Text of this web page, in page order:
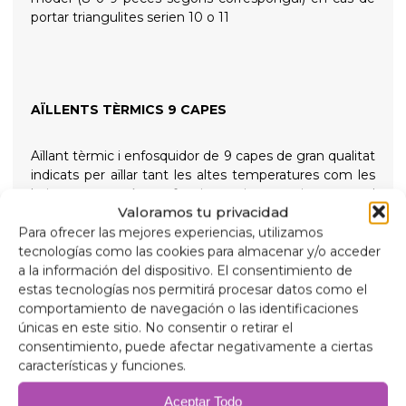
Valoramos tu privacidad
Para ofrecer las mejores experiencias, utilizamos
tecnologías como las cookies para almacenar y/o acceder
a la información del dispositivo. El consentimiento de
estas tecnologías nos permitirá procesar datos como el
comportamiento de navegación o las identificaciones
únicas en este sitio. No consentir o retirar el
consentimiento, puede afectar negativamente a ciertas
características y funciones.
Aceptar Todo
portar triangulites serien 10 o 11
AÏLLENTS TÈRMICS 9 CAPES
Aïllant tèrmic i enfosquidor de 9 capes de gran qualitat
indicats per aïllar tant les altes temperatures com les
baixes per a més confort intern i proporcionant total
foscor per a les nits de descans, subjectats amb
ventoses de rosca de gran succió i fàcil extracció per
simplificar la seva col·locació
Composició
Alumini de 90 micres anti raigs ultraviolats i resistent
a ratllades.
Polietilè expandit 2mm.
Pel·lícula d'alumini de 38 micres, per a aïllament.